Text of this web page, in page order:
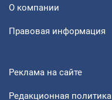
О компании
Правовая информация
Реклама на сайте
Редакционная политика